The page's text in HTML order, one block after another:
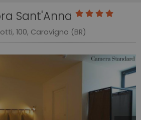
Sant'Anna
100, Carovigno (BR)